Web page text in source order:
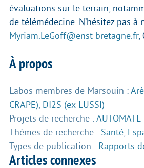
évaluations sur le terrain,
de télémédecine. N’hésitez pas à
Myriam.LeGoff@enst-bretagne.fr,
À propos
Labos membres de Marsouin :
CRAPE) DI2S (ex-LUSSI)
Projets de recherche : AUTOMATE
Thèmes de recherche : Santé
Types de publication : Rapports
Articles connexes